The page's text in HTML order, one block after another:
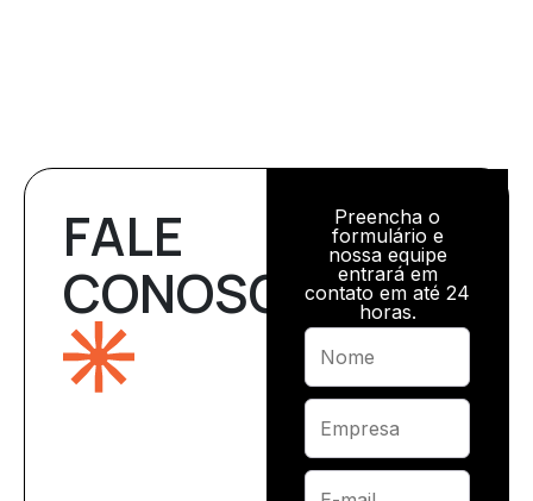
FALE
CONOSCO
Preencha o
formulário e
nossa equipe
entrará em
contato em até 24
horas.